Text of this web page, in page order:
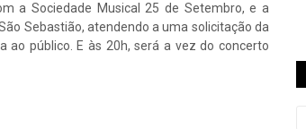
a Sociedade Musical 25 de Setembro, e a
Sebastião, atendendo a uma solicitação da
ao público. E às 20h, será a vez do concerto